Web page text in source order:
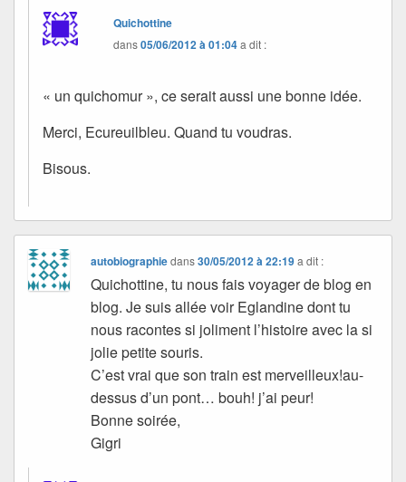
Quichottine
dans05/06/2012 à 01:04a dit :
« un quichomur », ce serait aussi une bonne idée.
Merci, Ecureuilbleu. Quand tu voudras.
Bisous.
autobiographiedans30/05/2012 à 22:19 a dit :
Quichottine, tu nous fais voyager de blog en
blog. Je suis allée voir Eglandine dont tu
nous racontes si joliment l’histoire avec la si
jolie petite souris.
C’est vrai que son train est merveilleux!au-
dessus d’un pont… bouh! j’ai peur!
Bonne soirée,
Gigri